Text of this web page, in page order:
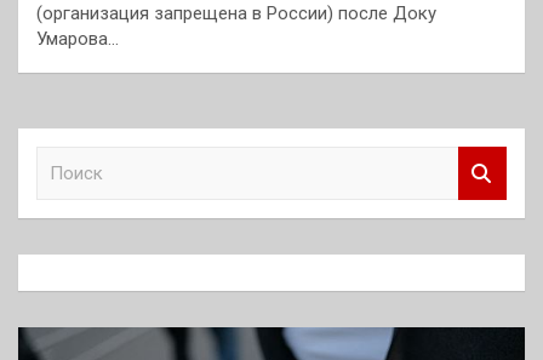
(организация запрещена в России) после Доку
Умарова…
к